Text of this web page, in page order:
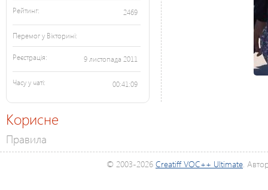
Рейтинг: 2469
Перемог у Вікторині:
Реєстрація: 9 листопада 2011
Часу у чаті: 00:41:09
Корисне
Правила
© 2003-2026 Creatiff VOC++ Ultimate.